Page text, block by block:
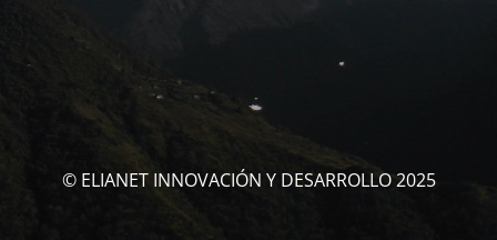
© ELIANET INNOVACIÓN Y DESARROLLO 2025